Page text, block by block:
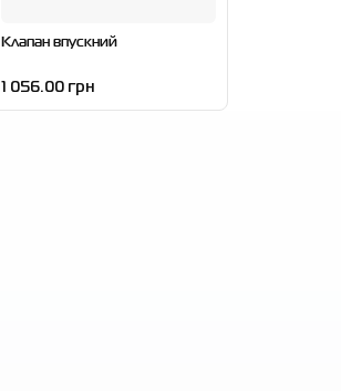
Клапан впускний
1 056.00 грн